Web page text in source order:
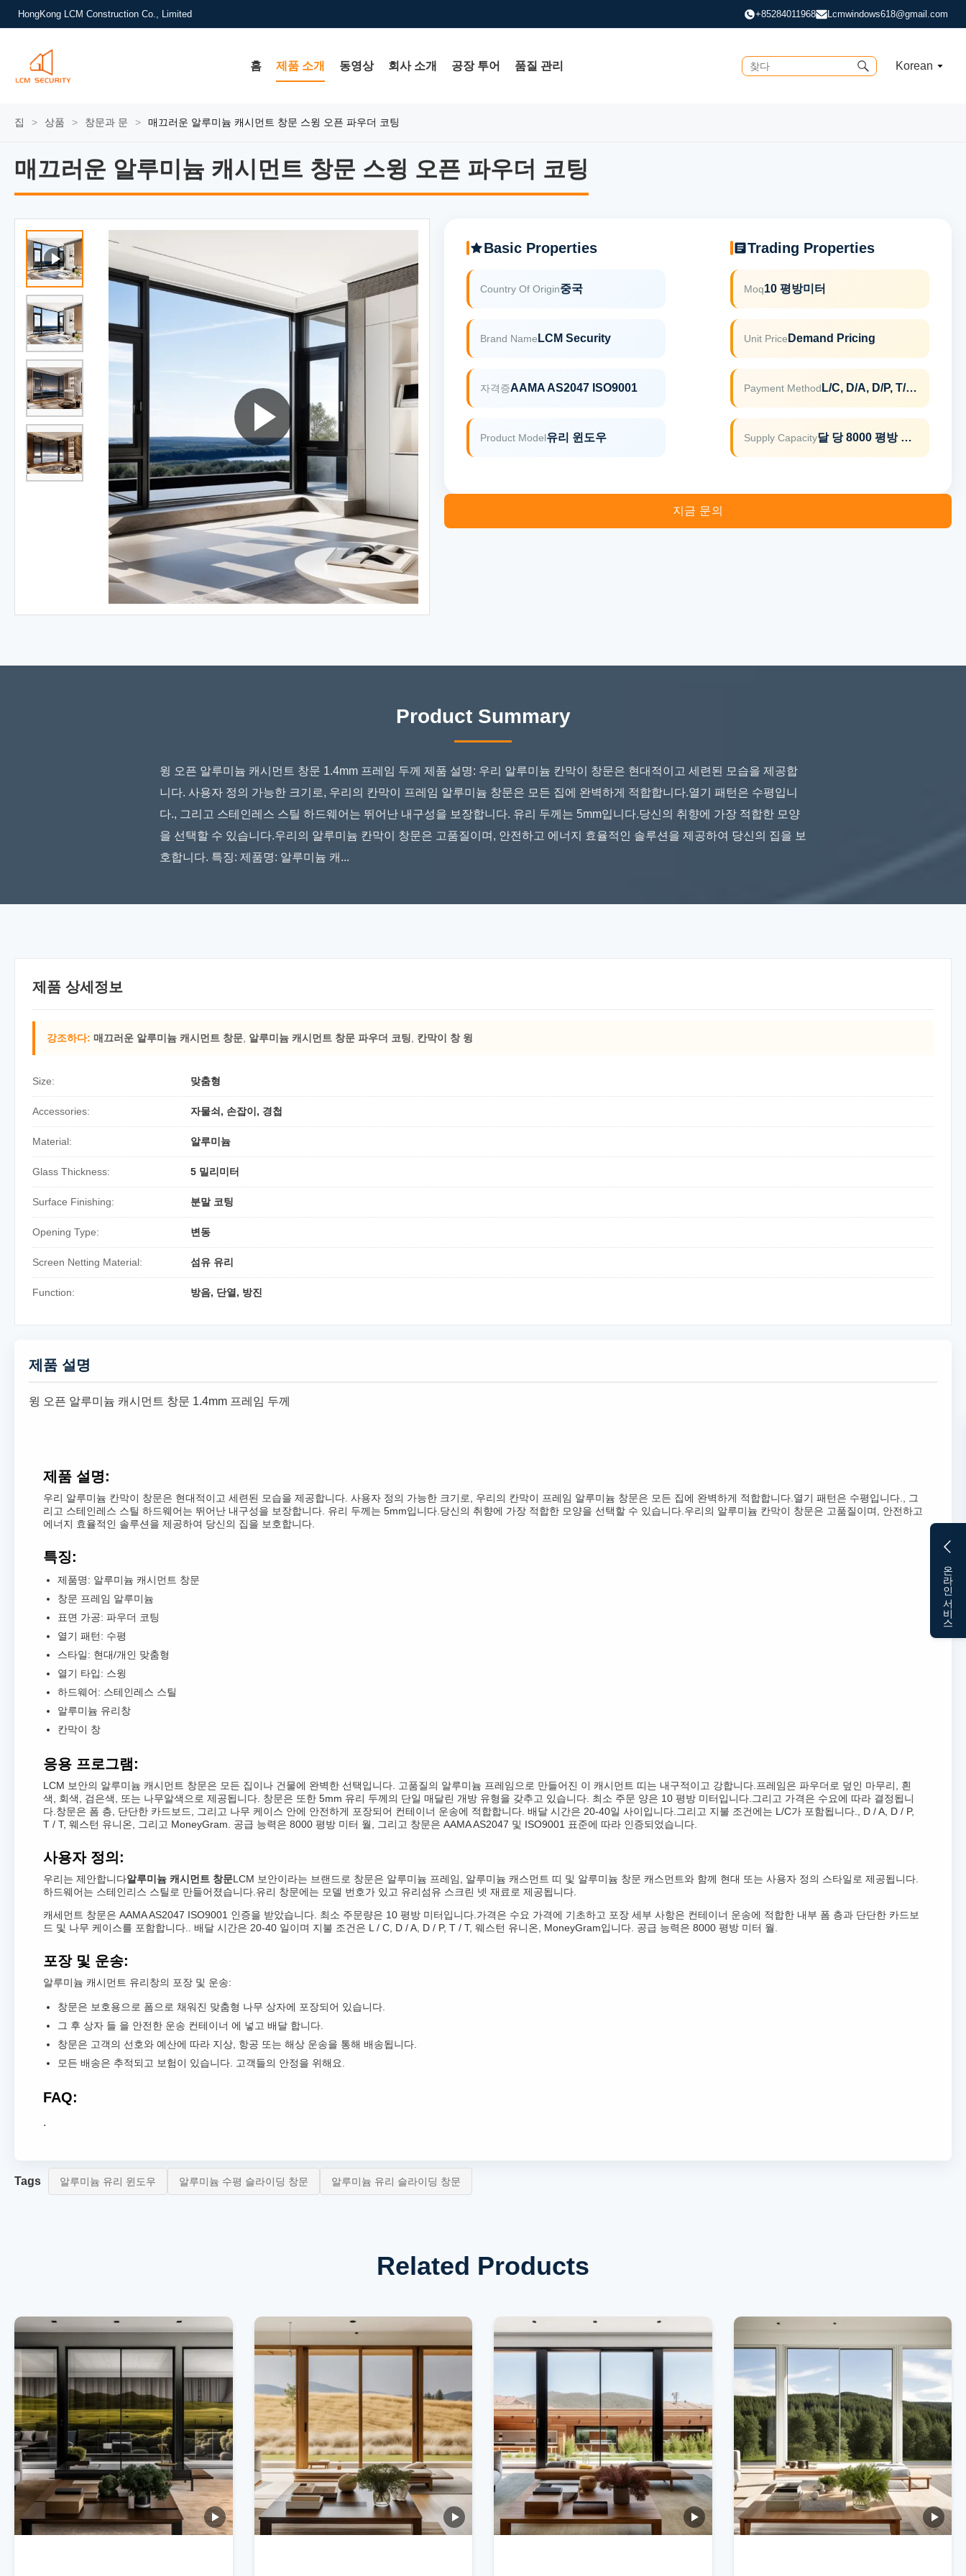
HongKong LCM Construction Co., Limited +85284011968 Lcmwindows618@gmail.com
홈 제품 소개 동영상 회사 소개 공장 투어 품질 관리 Korean
온라인 서비스
집 > 상품 > 창문과 문 > 매끄러운 알루미늄 캐시먼트 창문 스윙 오픈 파우더 코팅
매끄러운 알루미늄 캐시먼트 창문 스윙 오픈 파우더 코팅
매끄러운 알루미늄 캐시먼트 창문 스윙 오픈 파우더 코팅
Basic Properties
Country Of Origin중국
Brand Name LCM Security
자격증AAMA AS2047 ISO9001
Product Model유리 윈도우
Trading Properties
Moq10 평방미터
Unit Price Demand Pricing
Payment Method L/C, D/A, D/P, T/T, 웨스턴 유니온, 머니그램
Supply Capacity 달 당 8000 평방 미터
지금 문의
Product Summary
윙 오픈 알루미늄 캐시먼트 창문 1.4mm 프레임 두께 제품 설명: 우리 알루미늄 칸막이 창문은 현대적이고 세련된 모습을 제공합
니다. 사용자 정의 가능한 크기로, 우리의 칸막이 프레임 알루미늄 창문은 모든 집에 완벽하게 적합합니다.열기 패턴은 수평입니
다., 그리고 스테인레스 스틸 하드웨어는 뛰어난 내구성을 보장합니다. 유리 두께는 5mm입니다.당신의 취향에 가장 적합한 모양
을 선택할 수 있습니다.우리의 알루미늄 칸막이 창문은 고품질이며, 안전하고 에너지 효율적인 솔루션을 제공하여 당신의 집을 보
호합니다. 특징: 제품명: 알루미늄 캐...
제품 상세정보
강조하다: 매끄러운 알루미늄 캐시먼트 창문 알루미늄 캐시먼트 창문 파우더 코팅 칸막이 창 윙
Size: 맞춤형
Accessories: 자물쇠, 손잡이, 경첩
Material: 알루미늄
Glass Thickness: 5 밀리미터
Surface Finishing: 분말 코팅
Opening Type: 변동
Screen Netting Material: 섬유 유리
Function: 방음, 단열, 방진
제품 설명
윙 오픈 알루미늄 캐시먼트 창문 1.4mm 프레임 두께
제품 설명:
우리 알루미늄 칸막이 창문은 현대적이고 세련된 모습을 제공합니다. 사용자 정의 가능한 크기로, 우리의 칸막이 프레임 알루미늄 창문은 모든 집에 완벽하게 적합합니다.열기 패턴은 수평입니다., 그
리고 스테인레스 스틸 하드웨어는 뛰어난 내구성을 보장합니다. 유리 두께는 5mm입니다.당신의 취향에 가장 적합한 모양을 선택할 수 있습니다.우리의 알루미늄 칸막이 창문은 고품질이며, 안전하고
에너지 효율적인 솔루션을 제공하여 당신의 집을 보호합니다.
특징:
제품명: 알루미늄 캐시먼트 창문
창문 프레임 알루미늄
표면 가공: 파우더 코팅
열기 패턴: 수평
스타일: 현대/개인 맞춤형
열기 타입: 스윙
하드웨어: 스테인레스 스틸
알루미늄 유리창
칸막이 창
응용 프로그램:
LCM 보안의 알루미늄 캐시먼트 창문은 모든 집이나 건물에 완벽한 선택입니다. 고품질의 알루미늄 프레임으로 만들어진 이 캐시먼트 띠는 내구적이고 강합니다.프레임은 파우더로 덮인 마무리, 흰
색, 회색, 검은색, 또는 나무알색으로 제공됩니다. 창문은 또한 5mm 유리 두께의 단일 매달린 개방 유형을 갖추고 있습니다. 최소 주문 양은 10 평방 미터입니다.그리고 가격은 수요에 따라 결정됩니
다.창문은 폼 층, 단단한 카드보드, 그리고 나무 케이스 안에 안전하게 포장되어 컨테이너 운송에 적합합니다. 배달 시간은 20-40일 사이입니다.그리고 지불 조건에는 L/C가 포함됩니다., D / A, D / P,
T / T, 웨스턴 유니온, 그리고 MoneyGram. 공급 능력은 8000 평방 미터 월, 그리고 창문은 AAMA AS2047 및 ISO9001 표준에 따라 인증되었습니다.
사용자 정의:
우리는 제안합니다알루미늄 캐시먼트 창문LCM 보안이라는 브랜드로 창문은 알루미늄 프레임, 알루미늄 캐스먼트 띠 및 알루미늄 창문 캐스먼트와 함께 현대 또는 사용자 정의 스타일로 제공됩니다.
하드웨어는 스테인리스 스틸로 만들어졌습니다.유리 창문에는 모델 번호가 있고 유리섬유 스크린 넷 재료로 제공됩니다.
캐세먼트 창문은 AAMA AS2047 ISO9001 인증을 받았습니다. 최소 주문량은 10 평방 미터입니다.가격은 수요 가격에 기초하고 포장 세부 사항은 컨테이너 운송에 적합한 내부 폼 층과 단단한 카드보
드 및 나무 케이스를 포함합니다.. 배달 시간은 20-40 일이며 지불 조건은 L / C, D / A, D / P, T / T, 웨스턴 유니온, MoneyGram입니다. 공급 능력은 8000 평방 미터 월.
포장 및 운송:
알루미늄 캐시먼트 유리창의 포장 및 운송:
창문은 보호용으로 폼으로 채워진 맞춤형 나무 상자에 포장되어 있습니다.
그 후 상자 들 을 안전한 운송 컨테이너 에 넣고 배달 합니다.
창문은 고객의 선호와 예산에 따라 지상, 항공 또는 해상 운송을 통해 배송됩니다.
모든 배송은 추적되고 보험이 있습니다. 고객들의 안정을 위해요.
FAQ:
.
Tags 알루미늄 유리 윈도우 알루미늄 수평 슬라이딩 창문 알루미늄 유리 슬라이딩 창문
Related Products